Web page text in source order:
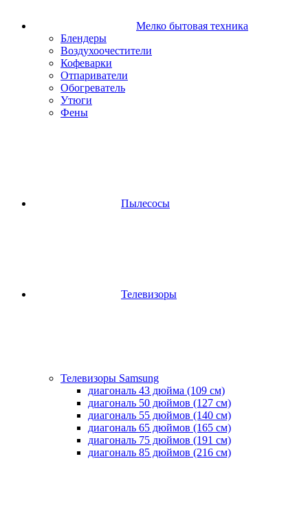
Мелко бытовая техника
Блендеры
Воздухоочестители
Кофеварки
Отпариватели
Обогреватель
Утюги
Фены
Пылесосы
Телевизоры
Телевизоры Samsung
диагональ 43 дюйма (109 см)
диагональ 50 дюймов (127 см)
диагональ 55 дюймов (140 cм)
диагональ 65 дюймов (165 cм)
диагональ 75 дюймов (191 см)
диагональ 85 дюймов (216 см)